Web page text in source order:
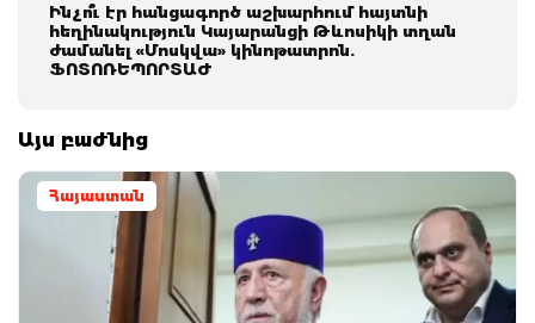
Ինչո՞ւ էր հանցագործ աշխարհում հայտնի
հեղինակություն Կայարանցի Թևոսիկի տղան
ժամանել «Մոսկվա» կինոթատրոն.
ՖՈՏՈՌԵՊՈՐՏԱԺ
Այս բաժնից
Հայաստան